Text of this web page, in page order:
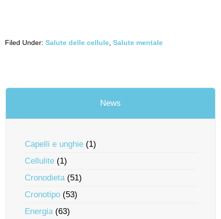
Filed Under: Salute delle cellule Salute mentale
News
Capelli e unghie (1)
Cellulite (1)
Cronodieta(51)
Cronotipo (53)
Energia(63)